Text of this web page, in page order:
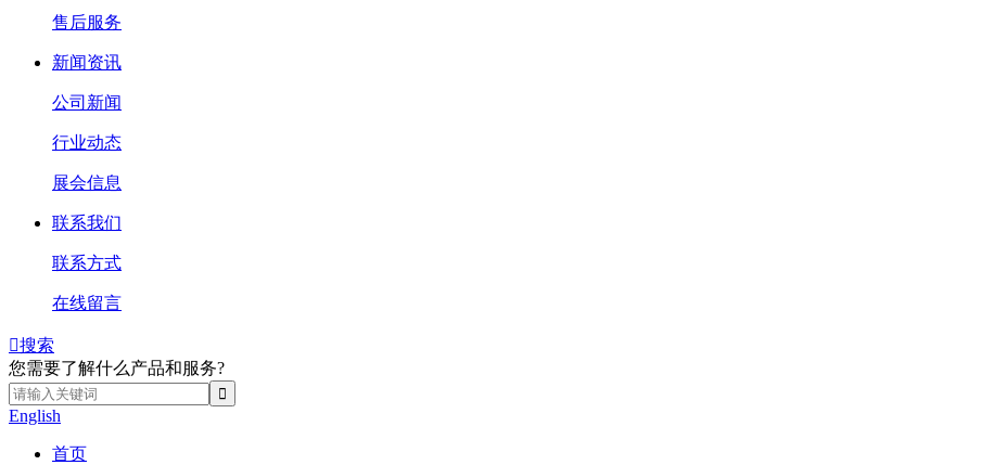
售后服务
新闻资讯
公司新闻
行业动态
展会信息
联系我们
联系方式
在线留言
搜索
您需要了解什么产品和服务?
English
首页